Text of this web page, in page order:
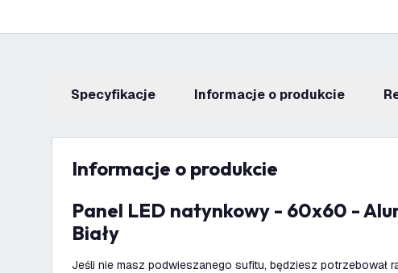
Specyfikacje informacje o produkcie
informacje o produkcie
Panel LED natynkowy - 60x60 - Aluminium -
Biały
Jeśli nie masz podwieszanego sufitu, będziesz potrzebował